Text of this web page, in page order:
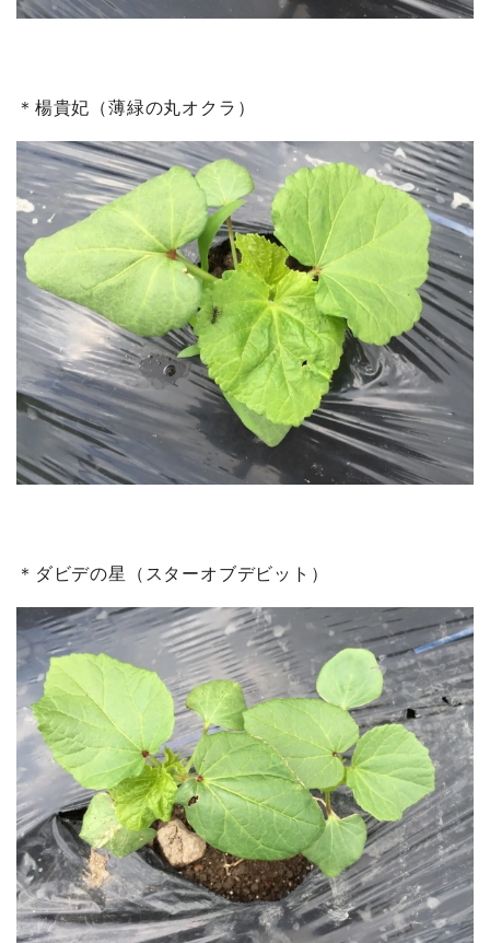
＊楊貴妃（薄緑の丸オクラ）
＊ダビデの星（スターオブデビット）